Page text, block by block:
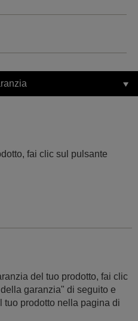
fai clic sul pulsante
del tuo prodotto, fai clic
garanzia" di seguito e
tuo prodotto nella pagina di